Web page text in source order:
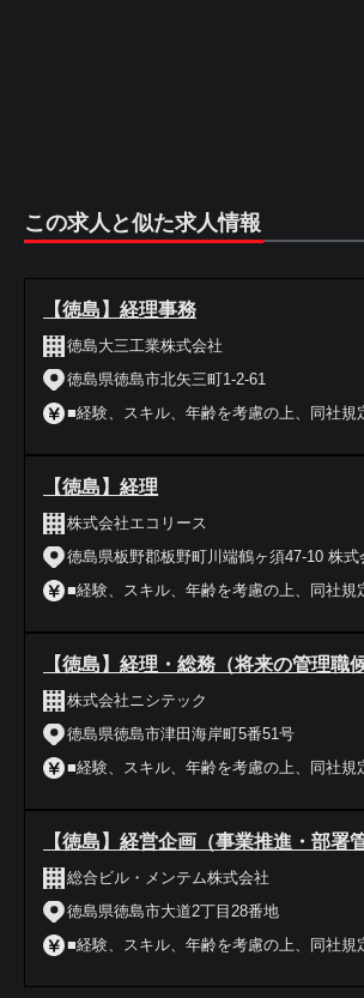
この求人と似た求人情報
【徳島】経理事務
徳島大三工業株式会社
徳島県徳島市北矢三町1-2-61
■経験、スキル、年齢を考慮の上、同社規
【徳島】経理
株式会社エコリース
徳島県板野郡板野町川端鶴ヶ須47-10 株
■経験、スキル、年齢を考慮の上、同社規
【徳島】経理・総務（将来の管理職
株式会社ニシテック
徳島県徳島市津田海岸町5番51号
■経験、スキル、年齢を考慮の上、同社規
【徳島】経営企画（事業推進・部署
総合ビル・メンテム株式会社
徳島県徳島市大道2丁目28番地
■経験、スキル、年齢を考慮の上、同社規